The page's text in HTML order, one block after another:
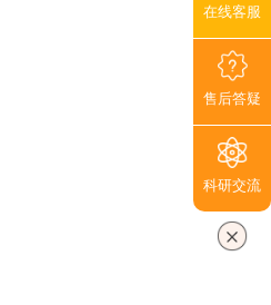
在线客服
售后答疑
科研交流